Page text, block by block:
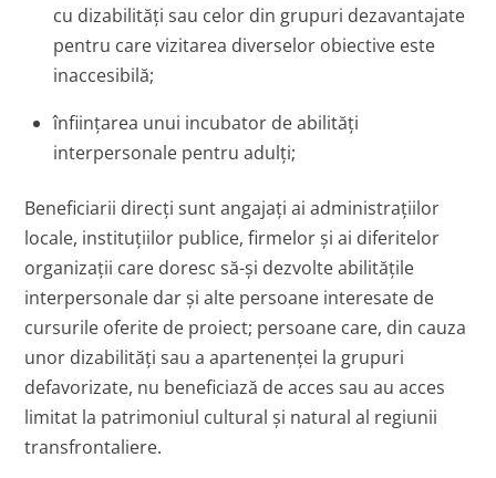
cu dizabilități sau celor din grupuri dezavantajate
pentru care vizitarea diverselor obiective este
inaccesibilă;
înființarea unui incubator de abilități
interpersonale pentru adulți;
Beneficiarii direcți sunt angajați ai administrațiilor
locale, instituțiilor publice, firmelor și ai diferitelor
organizații care doresc să-și dezvolte abilitățile
interpersonale dar și alte persoane interesate de
cursurile oferite de proiect; persoane care, din cauza
unor dizabilități sau a apartenenței la grupuri
defavorizate, nu beneficiază de acces sau au acces
limitat la patrimoniul cultural și natural al regiunii
transfrontaliere.